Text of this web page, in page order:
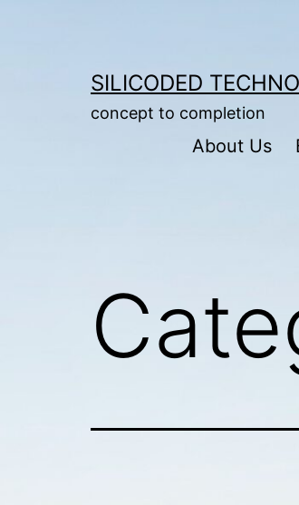
SILICODED
concept to completion
About Us